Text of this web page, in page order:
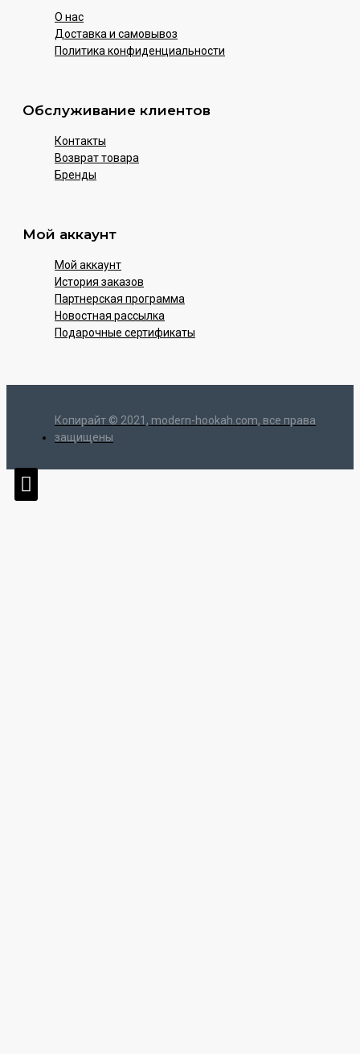
О нас
Доставка и самовывоз
Политика конфиденциальности
Обслуживание клиентов
Контакты
Возврат товара
Бренды
Мой аккаунт
Мой аккаунт
История заказов
Партнерская программа
Новостная рассылка
Подарочные сертификаты
Копирайт © 2021, modern-hookah.com, все права
защищены